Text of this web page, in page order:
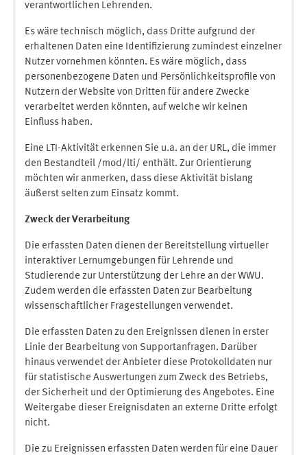
verantwortlichen Lehrenden.
Es wäre technisch möglich, dass Dritte aufgrund der
erhaltenen Daten eine Identifizierung zumindest einzelner
Nutzer vornehmen könnten. Es wäre möglich, dass
personenbezogene Daten und Persönlichkeitsprofile von
Nutzern der Website von Dritten für andere Zwecke
verarbeitet werden könnten, auf welche wir keinen
Einfluss haben.
Eine LTI-Aktivität erkennen Sie u.a. an der URL, die immer
den Bestandteil /mod/lti/ enthält. Zur Orientierung
möchten wir anmerken, dass diese Aktivität bislang
äußerst selten zum Einsatz kommt.
Zweck der Verarbeitung
Die erfassten Daten dienen der Bereitstellung virtueller
interaktiver Lernumgebungen für Lehrende und
Studierende zur Unterstützung der Lehre an der WWU.
Zudem werden die erfassten Daten zur Bearbeitung
wissenschaftlicher Fragestellungen verwendet.
Die erfassten Daten zu den Ereignissen dienen in erster
Linie der Bearbeitung von Supportanfragen. Darüber
hinaus verwendet der Anbieter diese Protokolldaten nur
für statistische Auswertungen zum Zweck des Betriebs,
der Sicherheit und der Optimierung des Angebotes. Eine
Weitergabe dieser Ereignisdaten an externe Dritte erfolgt
nicht.
Die zu Ereignissen erfassten Daten werden für eine Dauer